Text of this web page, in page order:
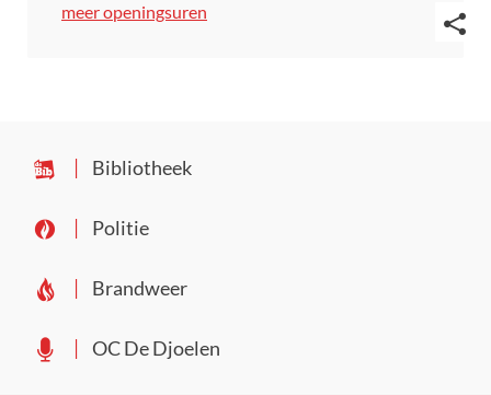
meer openingsuren
Bibliotheek
Politie
Brandweer
OC De Djoelen